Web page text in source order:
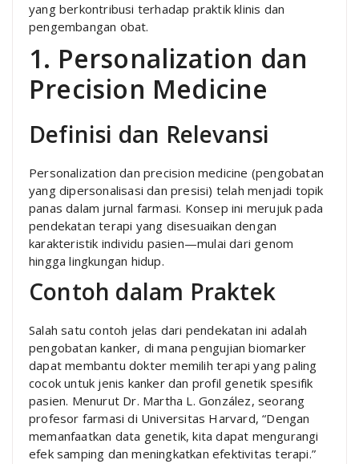
yang berkontribusi terhadap praktik klinis dan
pengembangan obat.
1. Personalization dan
Precision Medicine
Definisi dan Relevansi
Personalization dan precision medicine (pengobatan
yang dipersonalisasi dan presisi) telah menjadi topik
panas dalam jurnal farmasi. Konsep ini merujuk pada
pendekatan terapi yang disesuaikan dengan
karakteristik individu pasien—mulai dari genom
hingga lingkungan hidup.
Contoh dalam Praktek
Salah satu contoh jelas dari pendekatan ini adalah
pengobatan kanker, di mana pengujian biomarker
dapat membantu dokter memilih terapi yang paling
cocok untuk jenis kanker dan profil genetik spesifik
pasien. Menurut Dr. Martha L. González, seorang
profesor farmasi di Universitas Harvard, “Dengan
memanfaatkan data genetik, kita dapat mengurangi
efek samping dan meningkatkan efektivitas terapi.”